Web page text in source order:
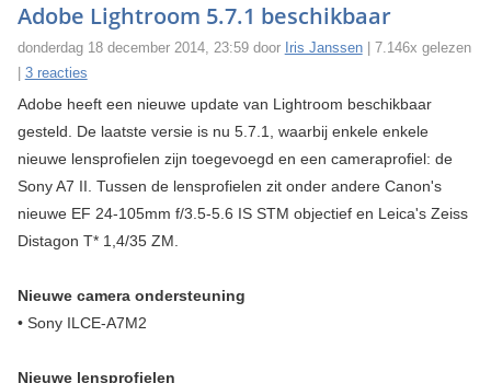
Adobe Lightroom 5.7.1 beschikbaar
donderdag 18 december 2014, 23:59 door Iris Janssen| 7.146x gelezen
3 reacties
Adobe heeft een nieuwe update van Lightroom beschikbaar
gesteld. De laatste versie is nu 5.7.1, waarbij enkele enkele
nieuwe lensprofielen zijn toegevoegd en een cameraprofiel: de
Sony A7 II. Tussen de lensprofielen zit onder andere Canon's
nieuwe EF 24-105mm f/3.5-5.6 IS STM objectief en Leica's Zeiss
Distagon T* 1,4/35 ZM.
Nieuwe camera ondersteuning
• Sony ILCE-A7M2
Nieuwe lensprofielen